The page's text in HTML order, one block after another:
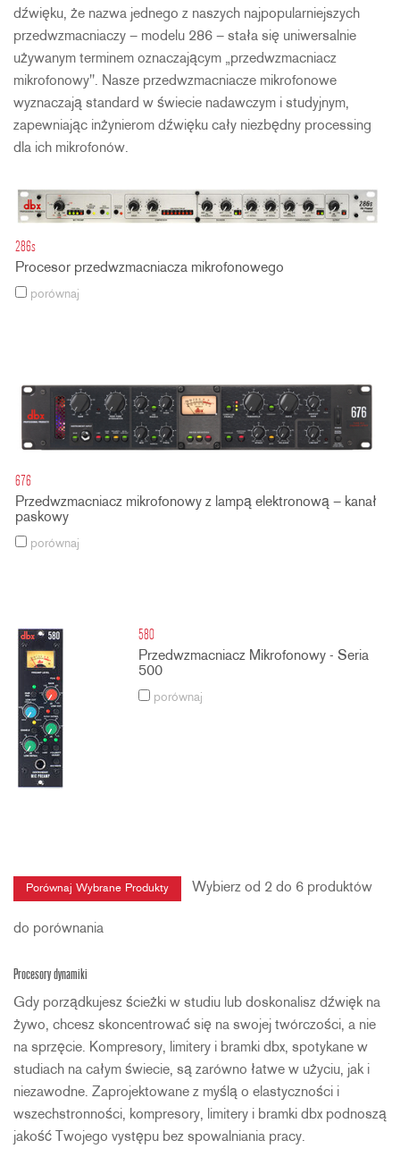
dźwięku, że nazwa jednego z naszych najpopularniejszych
przedwzmacniaczy – modelu 286 – stała się uniwersalnie
używanym terminem oznaczającym „przedwzmacniacz
mikrofonowy". Nasze przedwzmacniacze mikrofonowe
wyznaczają standard w świecie nadawczym i studyjnym,
zapewniając inżynierom dźwięku cały niezbędny processing
dla ich mikrofonów.
286s
Procesor przedwzmacniacza mikrofonowego
porównaj
676
Przedwzmacniacz mikrofonowy z lampą elektronową – kanał
paskowy
porównaj
580
Przedwzmacniacz Mikrofonowy - Seria
500
porównaj
Wybierz od 2 do 6 produktów
do porównania
Procesory dynamiki
Gdy porządkujesz ścieżki w studiu lub doskonalisz dźwięk na
żywo, chcesz skoncentrować się na swojej twórczości, a nie
na sprzęcie. Kompresory, limitery i bramki dbx, spotykane w
studiach na całym świecie, są zarówno łatwe w użyciu, jak i
niezawodne. Zaprojektowane z myślą o elastyczności i
wszechstronności, kompresory, limitery i bramki dbx podnoszą
jakość Twojego vystępu bez spowalniania pracy.